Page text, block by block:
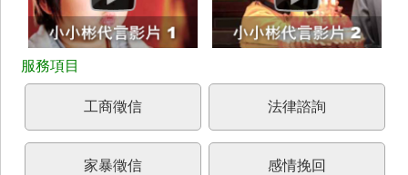
工商徵信 法律諮詢
家暴徵信 感情挽回